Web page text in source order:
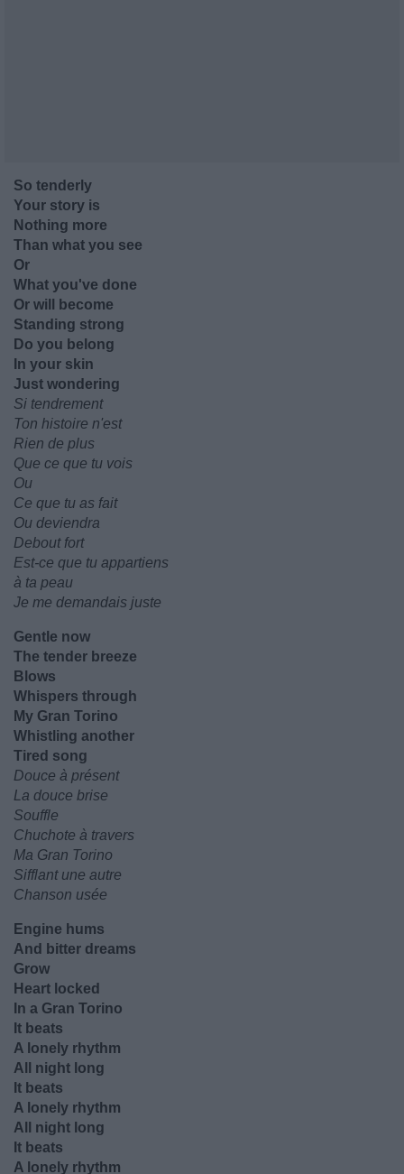
So tenderly
Your story is
Nothing more
Than what you see
Or
What you've done
Or will become
Standing strong
Do you belong
In your skin
Just wondering
Si tendrement
Ton histoire n'est
Rien de plus
Que ce que tu vois
Ou
Ce que tu as fait
Ou deviendra
Debout fort
Est-ce que tu appartiens
à ta peau
Je me demandais juste
Gentle now
The tender breeze
Blows
Whispers through
My Gran Torino
Whistling another
Tired song
Douce à présent
La douce brise
Souffle
Chuchote à travers
Ma Gran Torino
Sifflant une autre
Chanson usée
Engine hums
And bitter dreams
Grow
Heart locked
In a Gran Torino
It beats
A lonely rhythm
All night long
It beats
A lonely rhythm
All night long
It beats
A lonely rhythm